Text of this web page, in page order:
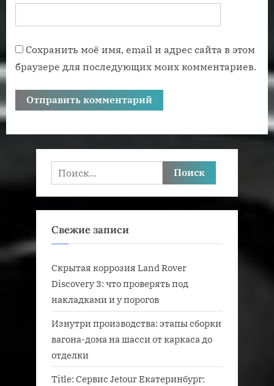
Сохранить моё имя, email и адрес сайта в этом
браузере для последующих моих комментариев.
Найти:
Свежие записи
Скрытая коррозия Land Rover
Discovery 3: что проверять под
накладками и у порогов
Изнутри производства: этапы сборки
вагона-дома на шасси от каркаса до
отделки
Title: Сервис Jetour Екатеринбург: